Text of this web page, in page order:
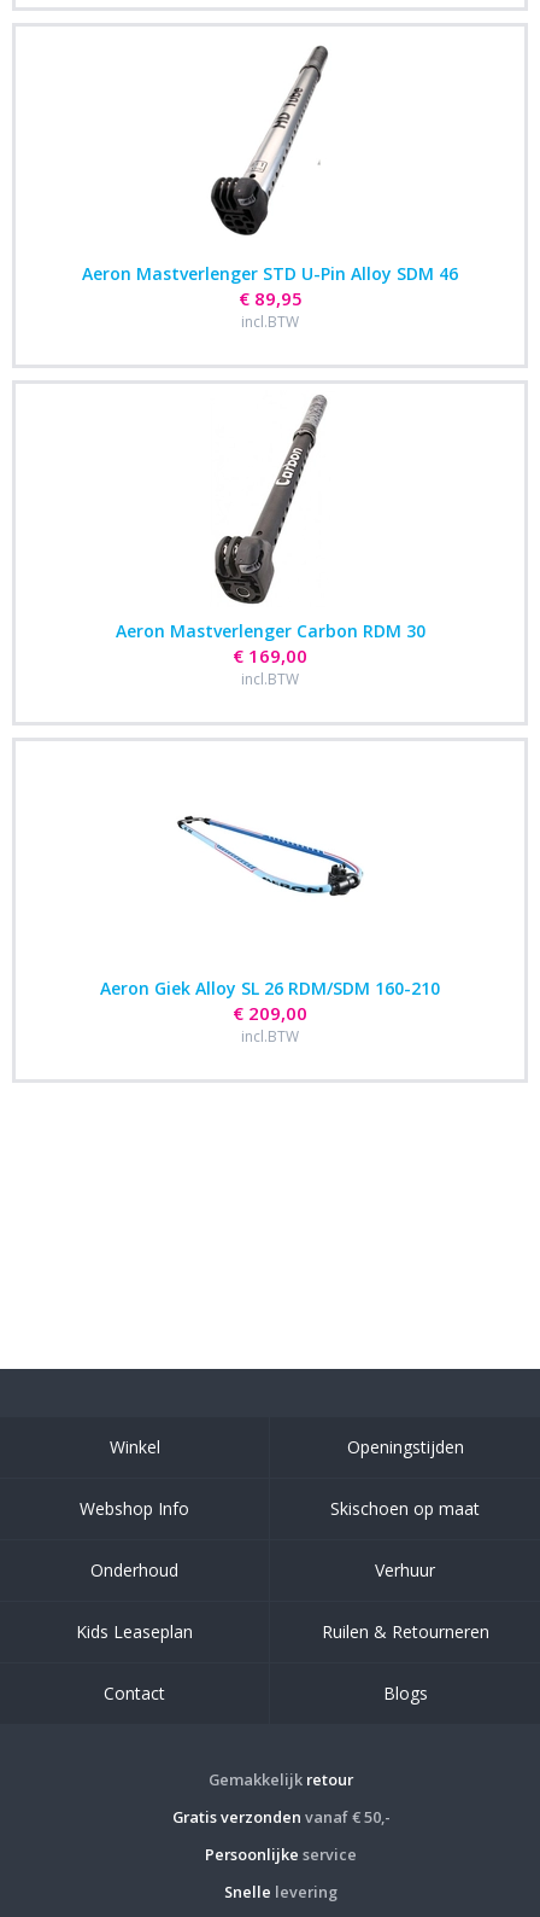
Aeron Mastverlenger STD U-Pin Alloy SDM 46
€ 89,95
incl.BTW
Aeron Mastverlenger Carbon RDM 30
€ 169,00
incl.BTW
Aeron Giek Alloy SL 26 RDM/SDM 160-210
€ 209,00
incl.BTW
Winkel Openingstijden
Webshop Info Skischoen op maat
Onderhoud Verhuur
Kids Leaseplan Ruilen & Retourneren
Contact Blogs
Gemakkelijk retour
Gratis verzonden vanaf € 50,-
Persoonlijke service
Snelle levering